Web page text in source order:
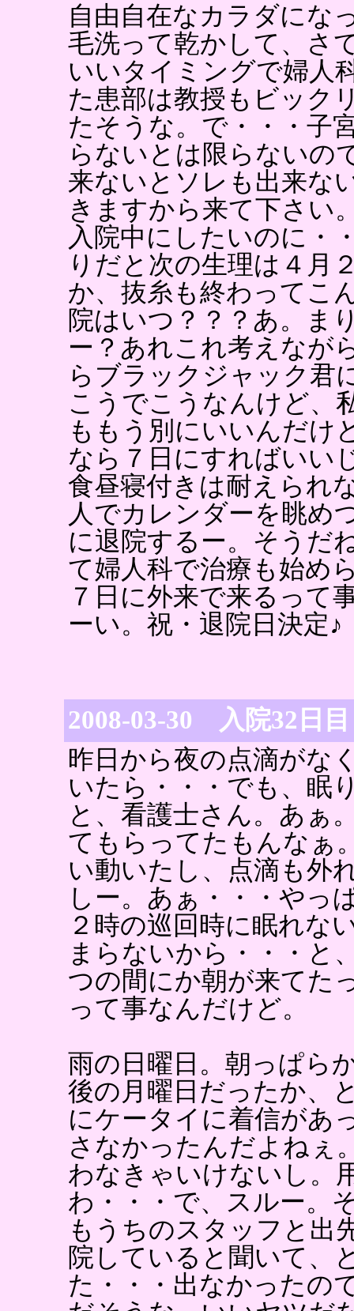
自由自在なカラダにな
毛洗って乾かして、さ
いいタイミングで婦人
た患部は教授もビック
たそうな。で・・・子
らないとは限らないの
来ないとソレも出来な
きますから来て下さい
入院中にしたいのに・
りだと次の生理は４月
か、抜糸も終わってこ
院はいつ？？？あ。ま
ー？あれこれ考えなが
らブラックジャック君
こうでこうなんけど、
ももう別にいいんだけ
なら７日にすればいい
食昼寝付きは耐えられ
人でカレンダーを眺め
に退院するー。そうだ
て婦人科で治療も始め
７日に外来で来るって
ーい。祝・退院日決定♪
2008-03-30 入院32日目
昨日から夜の点滴がな
いたら・・・でも、眠
と、看護士さん。あぁ
てもらってたもんなぁ
い動いたし、点滴も外
しー。あぁ・・・やっ
２時の巡回時に眠れな
まらないから・・・と
つの間にか朝が来てた
って事なんだけど。
雨の日曜日。朝っぱら
後の月曜日だったか、
にケータイに着信があ
さなかったんだよねぇ
わなきゃいけないし。
わ・・・で、スルー。
もうちのスタッフと出
院していると聞いて、
た・・・出なかったの